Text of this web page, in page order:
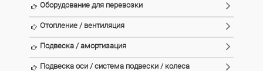
Оборудование для перевозки
Отопление / вентиляция
Подвеска / амортизация
Подвеска оси / система подвески / колеса